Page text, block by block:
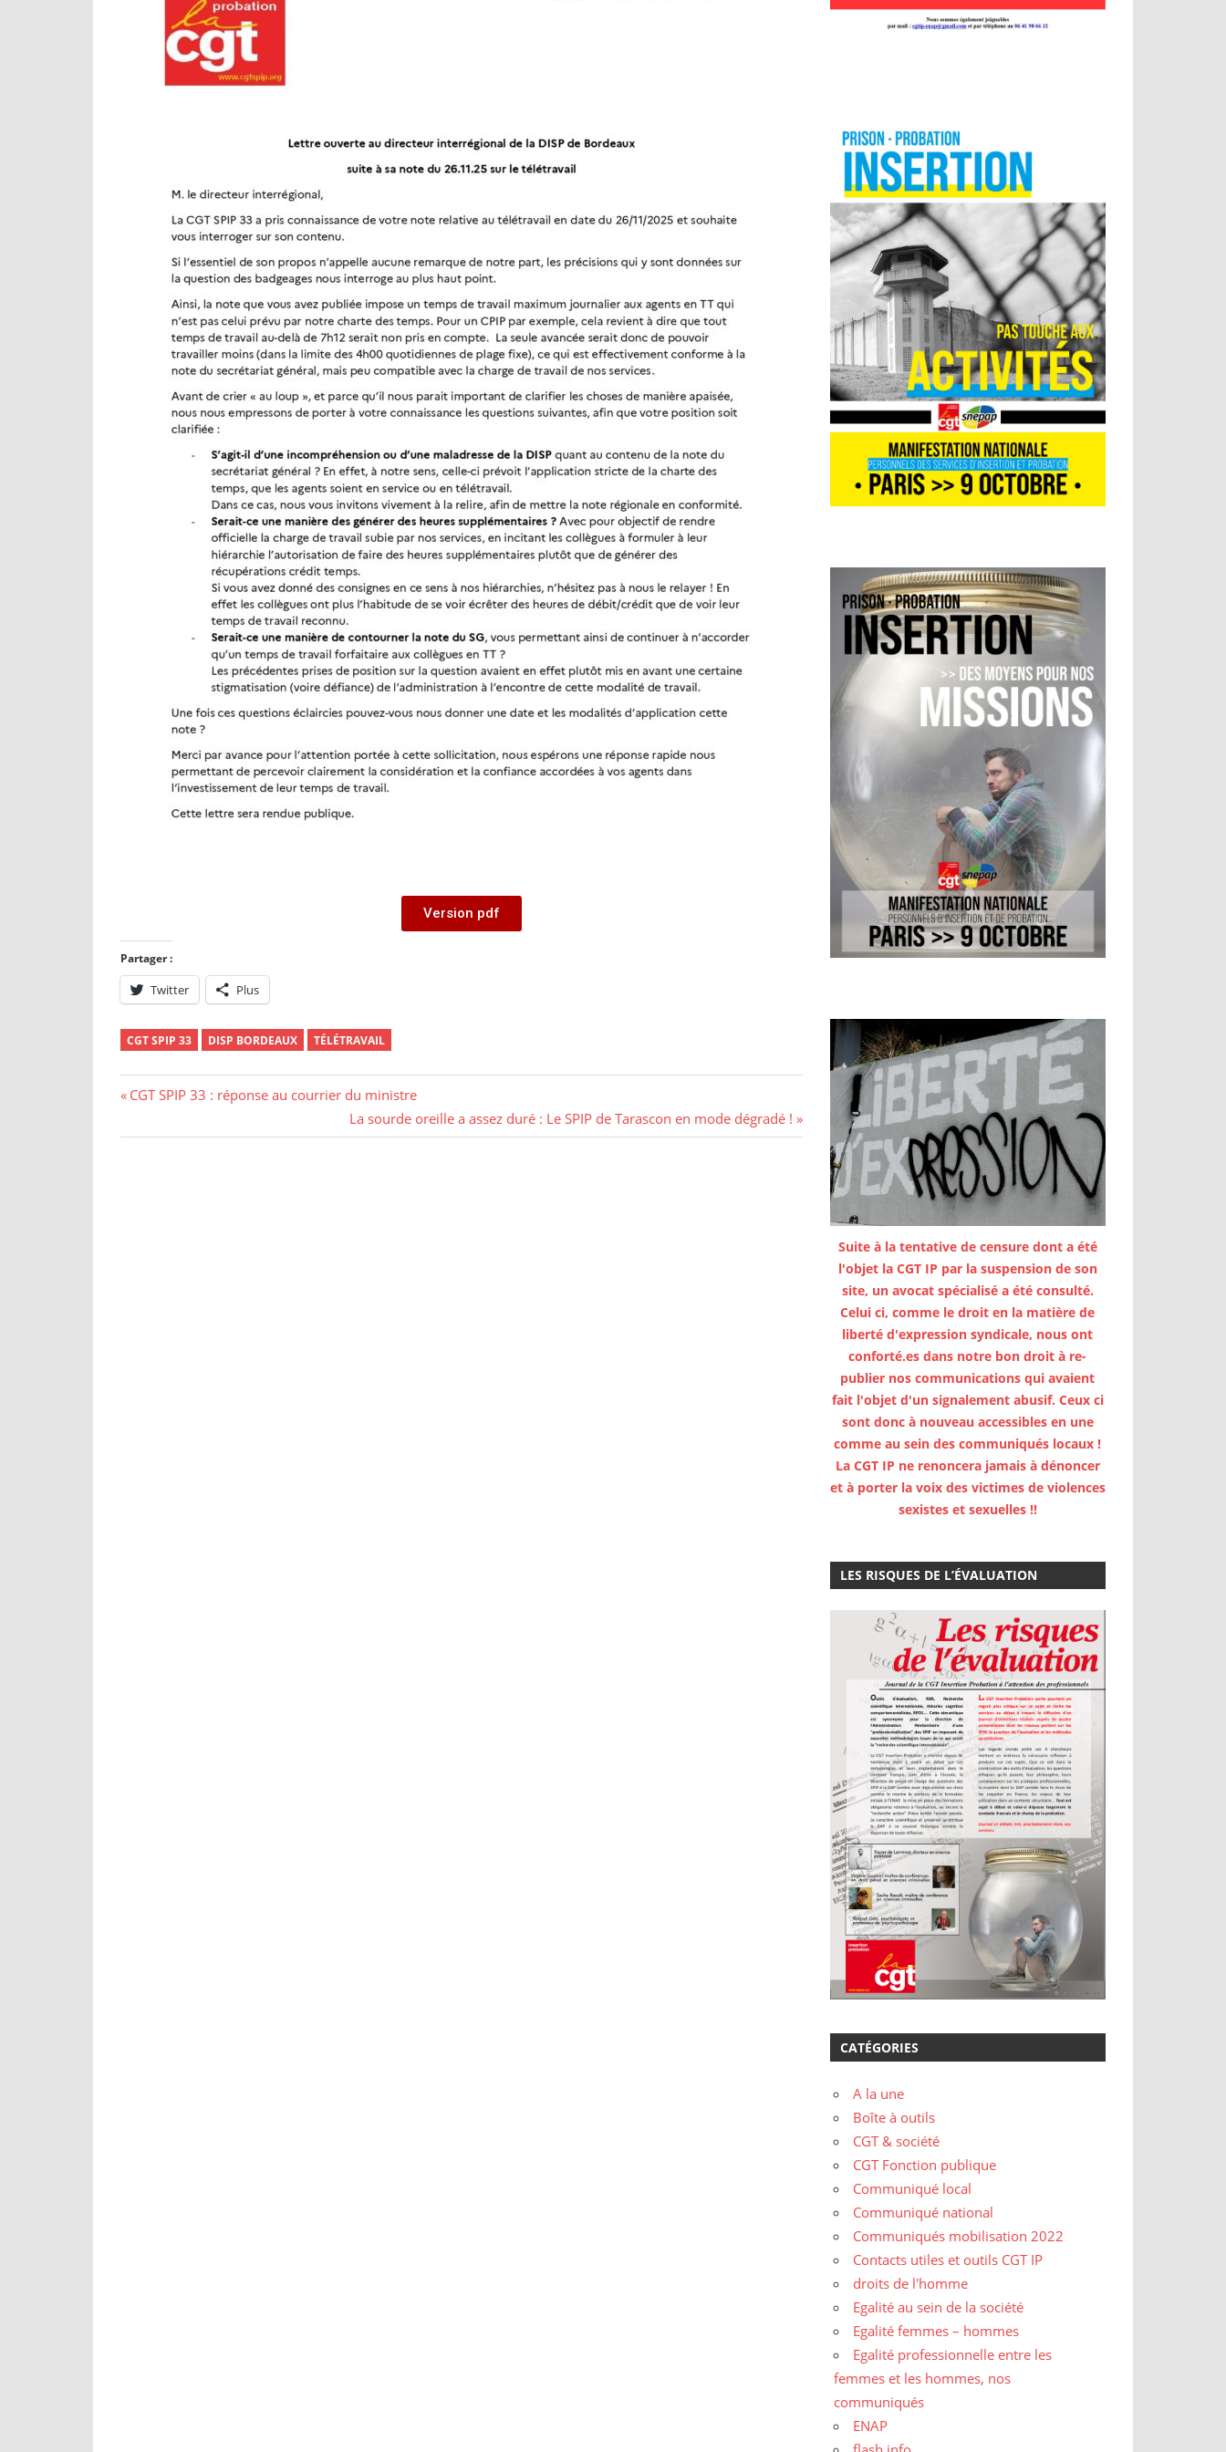
Version pdf
Partager :
Twitter Plus
CGT SPIP 33 DISP BORDEAUX TÉLÉTRAVAIL
CGT SPIP 33 : réponse au courrier du ministre
La sourde oreille a assez duré : Le SPIP de Tarascon en mode dégradé !
Suite à la tentative de censure dont a été
l'objet la CGT IP par la suspension de son
site, un avocat spécialisé a été consulté.
Celui ci, comme le droit en la matière de
liberté d'expression syndicale, nous ont
conforté.es dans notre bon droit à re-
publier nos communications qui avaient
fait l'objet d'un signalement abusif. Ceux ci
sont donc à nouveau accessibles en une
comme au sein des communiqués locaux !
La CGT IP ne renoncera jamais à dénoncer
et à porter la voix des victimes de violences
sexistes et sexuelles !!
LES RISQUES DE L’ÉVALUATION
CATÉGORIES
A la une
Boîte à outils
CGT & société
CGT Fonction publique
Communiqué local
Communiqué national
Communiqués mobilisation 2022
Contacts utiles et outils CGT IP
droits de l'homme
Egalité au sein de la société
Egalité femmes – hommes
Egalité professionnelle entre les
femmes et les hommes, nos
communiqués
ENAP